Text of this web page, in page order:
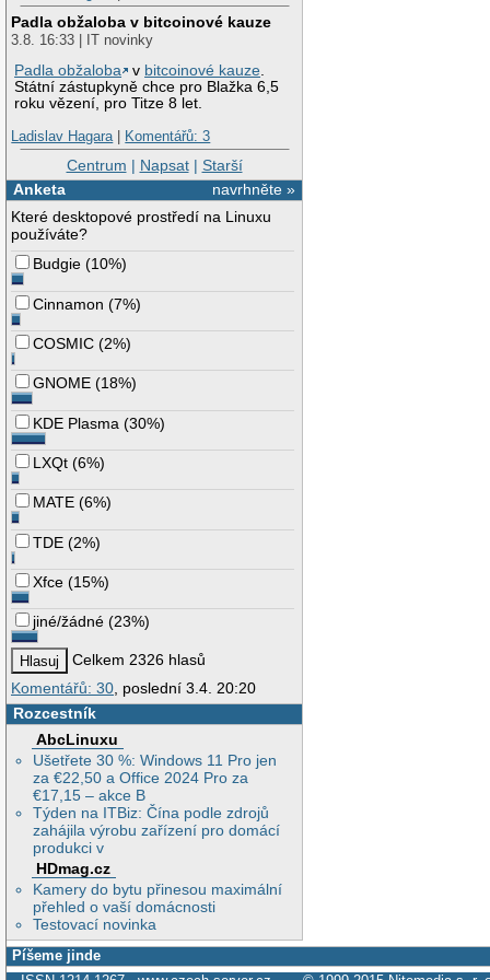
Padla obžaloba v bitcoinové kauze
3.8. 16:33 | IT novinky
Padla obžaloba
v bitcoinové kauze.
Státní zástupkyně chce pro Blažka 6,5
roku vězení, pro Titze 8 let.
Ladislav Hagara| Komentářů: 3
Centrum | Napsat| Starší
navrhněte »
Anketa
Které desktopové prostředí na Linuxu
používáte?
Budgie (10%)
Cinnamon (7%)
COSMIC (2%)
GNOME (18%)
KDE Plasma (30%)
LXQt (6%)
MATE (6%)
TDE (2%)
Xfce (15%)
jiné/žádné (23%)
Celkem 2326 hlasů
Komentářů: 30 , poslední 3.4. 20:20
Rozcestník
AbcLinuxu
Ušetřete 30 %: Windows 11 Pro jen
za €22,50 a Office 2024 Pro za
€17,15 – akce B
Týden na ITBiz: Čína podle zdrojů
zahájila výrobu zařízení pro domácí
produkci v
HDmag.cz
Kamery do bytu přinesou maximální
přehled o vaší domácnosti
Testovací novinka
Píšeme jinde